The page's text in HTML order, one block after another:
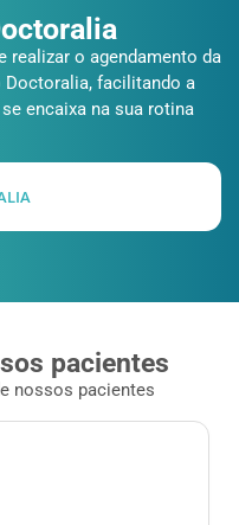
realizar o agendamento da
Doctoralia, facilitando a
encaixa na sua rotina
pacientes
nossos pacientes